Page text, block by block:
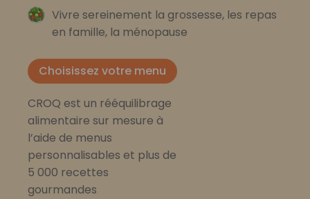
Vivre sereinement la grossesse, les repas
en famille, la ménopause
Choisissez votre menu
CROQ est un rééquilibrage
alimentaire sur mesure à
l’aide de menus
personnalisables et plus de
5 000 recettes
gourmandes